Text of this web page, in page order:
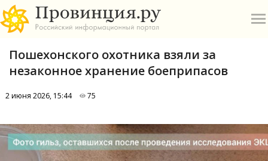
А
О
Пошехонского охотника взяли за
незаконное хранение боеприпасов
2 июня 2026, 15:44 75